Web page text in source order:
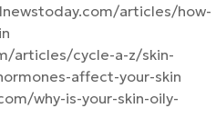
articles/how-
articles/cycle-a-z/skin-
affect-your-skin
why-is-your-skin-oily-